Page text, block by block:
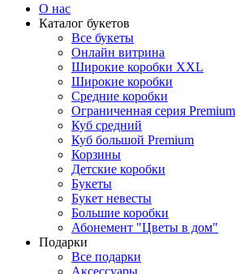
О нас
Каталог букетов
Все букеты
Онлайн витрина
Широкие коробки XXL
Широкие коробки
Средние коробки
Ограниченная серия Premium
Куб средний
Куб большой Premium
Корзины
Детские коробки
Букеты
Букет невесты
Большие коробки
Абонемент "Цветы в дом"
Подарки
Все подарки
Аксессуары